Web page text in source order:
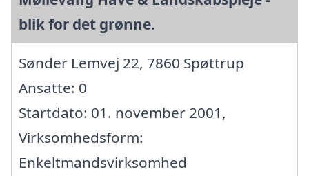
blik for det grønne.
Sønder Lemvej 22, 7860 Spøttrup
Ansatte: 0
Startdato: 01. november 2001,
Virksomhedsform:
Enkeltmandsvirksomhed